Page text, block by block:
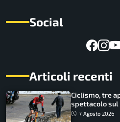
Social
Articoli recenti
Ciclismo, tre
spettacolo sul
come vederli
7 Agosto 2026